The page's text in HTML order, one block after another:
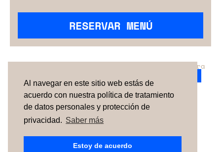
Al navegar en este sitio web estás de
acuerdo con nuestra política de tratamiento
de datos personales y protección de
privacidad. Saber más
Estoy de acuerdo
RESERVAR MENÚ
¿No has encontrado el servicio perfecto para
TÉRMINOS Y CONDICIONES
SOBRE NOSOTROS
CÓMO FUNCIONA
CONTACTO
ESPAÑA| PORTUGAL | UNITED KINGDOM